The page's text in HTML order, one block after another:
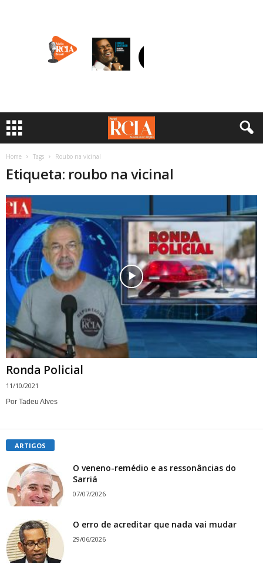
Home Tags Roubo na vicinal
Etiqueta: roubo na vicinal
Ronda Policial
11/10/2021
Por Tadeu Alves
ARTIGOS
O veneno-remédio e as ressonâncias do
Sarriá
07/07/2026
O erro de acreditar que nada vai mudar
29/06/2026